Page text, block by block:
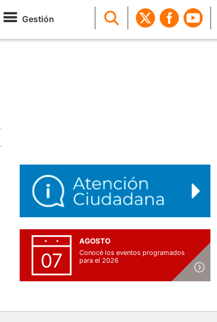
Gestión
07
AGOSTO
Conocé los eventos programados
para el 2026